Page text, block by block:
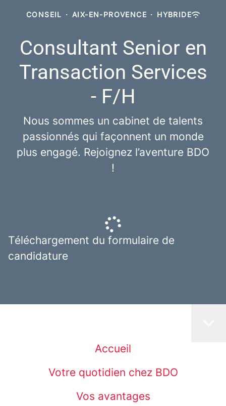
CONSEIL · AIX-EN-PROVENCE · HYBRIDE
Consultant Senior en
Transaction Services
- F/H
Nous sommes un cabinet de talents
passionnés qui façonnent un monde
plus engagé. Rejoignez l’aventure BDO
!
Téléchargement du formulaire de
candidature
Accueil
Votre quotidien chez BDO
Vos avantages